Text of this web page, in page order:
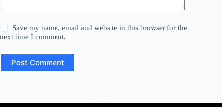
Save my name, email and website in this browser for the
next time I comment.
Post Comment